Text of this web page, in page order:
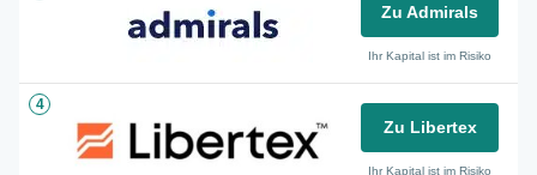
Zu Admirals
Ihr Kapital ist im Risiko
4
Zu Libertex
Ihr Kapital ist im Risiko